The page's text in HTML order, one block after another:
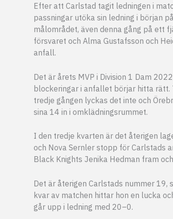
Efter att Carlstad tagit ledningen i
passningar utöka sin ledning i början
målområdet, även denna gång på ett
försvaret och Alma Gustafsson och
anfall.
Det är årets MVP i Division 1 Dam
blockeringar i anfallet börjar hitta rätt.
tredje gången lyckas det inte och
sina 14 in i omklädningsrummet.
I den tredje kvarten är det återigen
och Nova Sernler stopp för Carlstads
Black Knights Jenika Hedman fram
Det är återigen Carlstads nummer
kvar av matchen hittar hon en lucka
går upp i ledning med 20–0.